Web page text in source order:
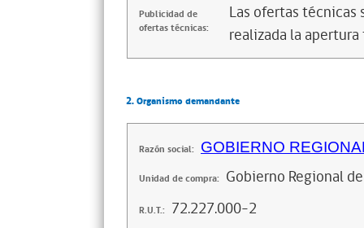
Publicidad de
ofertas técnicas:
Las ofertas
realizada la
2. Organismo demandante
Razón social: GOBIERNO
Unidad de compra: Gobierno Regional
R.U.T.: 72.227.000-2